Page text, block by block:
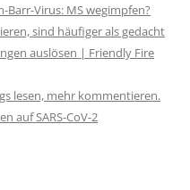
Barr-Virus: MS wegimpfen?
sind häufiger als gedacht
auslösen | Friendly Fire
lesen, mehr kommentieren.
auf SARS-CoV-2